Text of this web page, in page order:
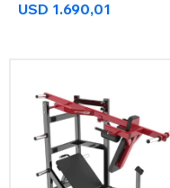
USD 1.690,01